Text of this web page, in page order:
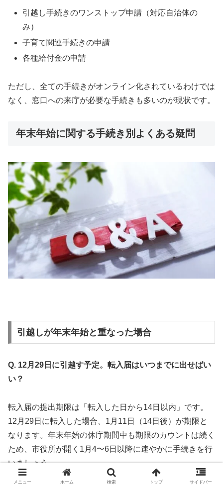
引越し手続きのワンストップ申請（対応自治体の
み）
子育て関連手続きの申請
各種給付金の申請
ただし、全ての手続きがオンライン化されているわけでは
なく、窓口への来庁が必要な手続きも多いのが現状です。
年末年始に関する手続き別よくある疑問
引越しが年末年始と重なった場合
Q. 12月29日に引越す予定。転入届はいつまでに出せばい
い？
転入届の提出期限は「転入した日から14日以内」です。
12月29日に転入した場合、1月11日（14日後）が期限と
なります。年末年始の休庁期間中も期限のカウントは続く
ため、市役所が開く1月4〜6日以降に速やかに手続きを行
いましょう。
メニュー ホーム 検索 トップ サイドバー